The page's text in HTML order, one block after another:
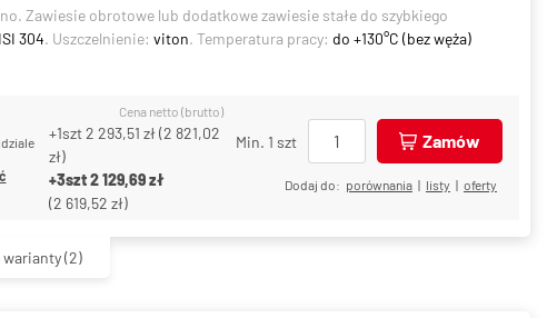
Zawiesie obrotowe lub dodatkowe zawiesie stałe do szybkiego
304. Uszczelnienie: viton. Temperatura pracy: do +130°C (bez węża)
Cena netto (brutto)
+1szt2 293,51 zł(2 821,02
zł)
+3szt2 129,69 zł
(2 619,52 zł)
Min. 1 szt Zamów
Dodaj do: porównania | listy | oferty
warianty(2)